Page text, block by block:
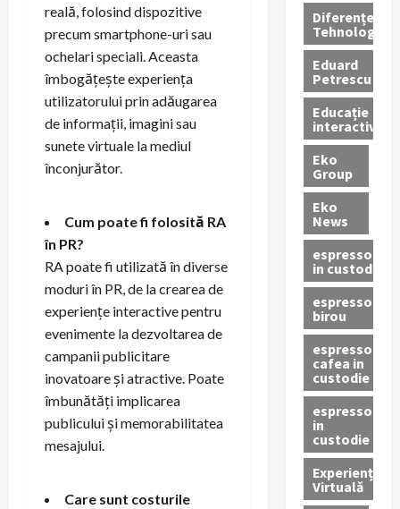
reală, folosind dispozitive
precum smartphone-uri sau
ochelari speciali. Aceasta
îmbogățește experiența
utilizatorului prin adăugarea
de informații, imagini sau
sunete virtuale la mediul
înconjurător.
Cum poate fi folosită RA
în PR?
RA poate fi utilizată în diverse
moduri în PR, de la crearea de
experiențe interactive pentru
evenimente la dezvoltarea de
campanii publicitare
inovatoare și atractive. Poate
îmbunătăți implicarea
publicului și memorabilitatea
mesajului.
Care sunt costurile
Diferențe
Tehnologice
Eduard
Petrescu
Educație
interactivă
Eko
Group
Eko
News
espressoare
in custodie
espressor
birou
espressor
cafea in
custodie
espressor
in
custodie
Experiență
Virtuală